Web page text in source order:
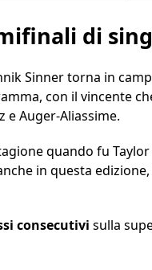
di
Sinner torna in
con il vincente
e Auger-Aliassime.
quando fu
in questa
consecutivi sulla